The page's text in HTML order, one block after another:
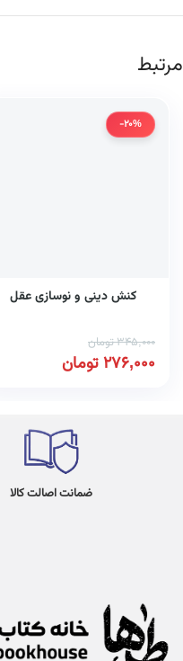
مرتبط
-20%
کنش دینی و نوسازی عقل
345,000تومان
276,000تومان
ضمانت اصالت کالا